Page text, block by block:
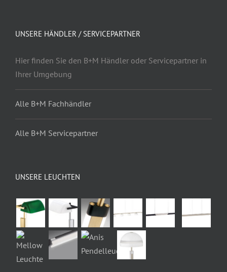
UNSERE HÄNDLER / SERVICEPARTNER
Hier finden Sie den B+M Händler oder Servicepartner in
Ihrer Umgebung
Alle B+M Fachhändler
Alle B+M Servicepartner
UNSERE LEUCHTEN